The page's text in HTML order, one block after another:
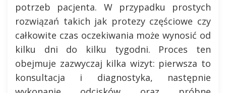
potrzeb pacjenta. W przypadku prostych
rozwiązań takich jak protezy częściowe czy
całkowite czas oczekiwania może wynosić od
kilku dni do kilku tygodni. Proces ten
obejmuje zazwyczaj kilka wizyt: pierwsza to
konsultacja i diagnostyka, następnie